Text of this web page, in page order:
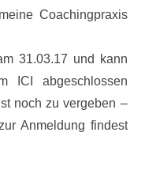
Coachingpraxis
31.03.17 und kann
ICI abgeschlossen
noch zu vergeben –
Anmeldung findest